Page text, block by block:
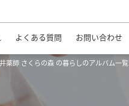
よくある質問 お問い合わせ
薬師 さくらの森 の暮らしのアルバム一覧